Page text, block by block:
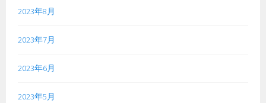
2023年8月
2023年7月
2023年6月
2023年5月